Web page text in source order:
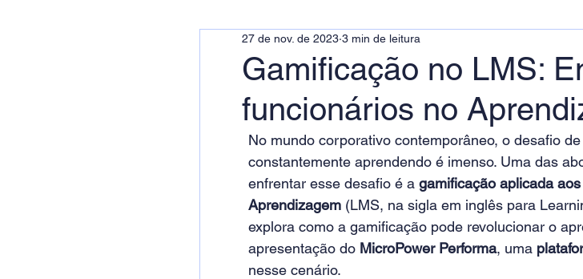
Gestão de Pessoas MicroPower
Responsabilidade Social
Gamificação no LMS:
funcionários no
27 de nov. de 2023 3 min de leitura
No mundo corporativo contemporâneo, o desafio
constantemente aprendendo é imenso. Uma das
enfrentar esse desafio é a gamificação aplicada
Aprendizagem (LMS, na sigla em inglês para
explora como a gamificação pode revolucionar o
apresentação do MicroPower Performa, uma
nesse cenário.